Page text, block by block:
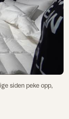
siden peke opp,